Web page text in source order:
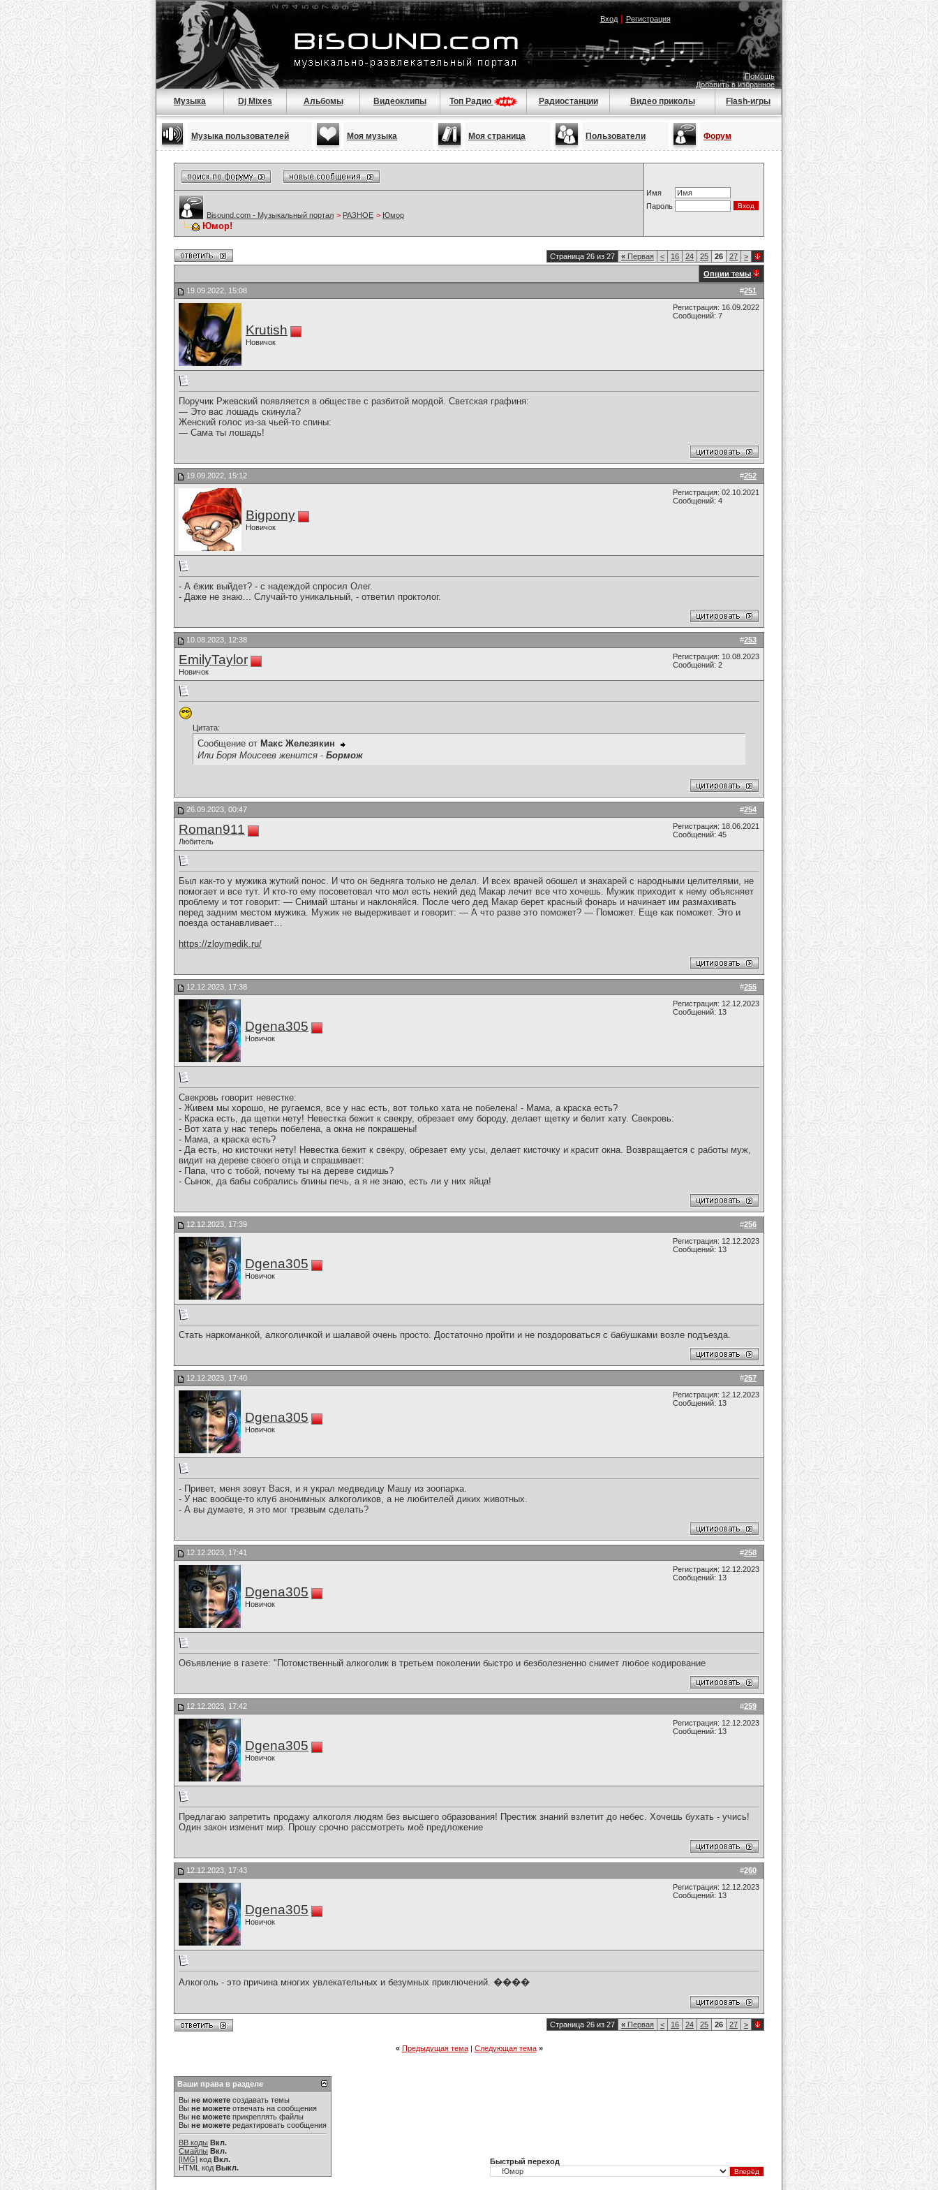
Вход| Регистрация
Помощь
Добавить в избранное
Музыка Dj Mixes Альбомы Видеоклипы Топ Радио Радиостанции Видео приколы Flash-игры
Музыка пользователей Моя музыка Моя страница Пользователи Форум
Имя
Пароль
Bisound.com - Музыкальный портал > РАЗНОЕ > Юмор
Юмор!
Страница 26 из 27 « Первая < 16 24 25 26 27 >
Опции темы
#251
19.09.2022, 15:08
Krutish
Новичок
Регистрация: 16.09.2022
Сообщений: 7
Поручик Ржевский появляется в обществе с разбитой мордой. Светская графиня:
— Это вас лошадь скинула?
Женский голос из-за чьей-то спины:
— Сама ты лошадь!
#252
19.09.2022, 15:12
Bigpony
Новичок
Регистрация: 02.10.2021
Сообщений: 4
- А ёжик выйдет? - с надеждой спросил Олег.
- Даже не знаю... Случай-то уникальный, - ответил проктолог.
#253
10.08.2023, 12:38
EmilyTaylor
Новичок
Регистрация: 10.08.2023
Сообщений: 2
Цитата:
Сообщение от Макс Железякин
Или Боря Моисеев женится - Бормож
#254
26.09.2023, 00:47
Roman911
Любитель
Регистрация: 18.06.2021
Сообщений: 45
Был как-то у мужика жуткий понос. И что он бедняга только не делал. И всех врачей обошел и знахарей с народными целителями, не
помогает и все тут. И кто-то ему посоветовал что мол есть некий дед Макар лечит все что хочешь. Мужик приходит к нему объясняет
проблему и тот говорит: — Снимай штаны и наклоняйся. После чего дед Макар берет красный фонарь и начинает им размахивать
перед задним местом мужика. Мужик не выдерживает и говорит: — А что разве это поможет? — Поможет. Еще как поможет. Это и
поезда останавливает…
https://zloymedik.ru/
#255
12.12.2023, 17:38
Dgena305
Новичок
Регистрация: 12.12.2023
Сообщений: 13
Свекровь говорит невестке:
- Живем мы хорошо, не ругаемся, все у нас есть, вот только хата не побелена! - Мама, а краска есть?
- Краска есть, да щетки нету! Невестка бежит к свекру, обрезает ему бороду, делает щетку и белит хату. Свекровь:
- Вот хата у нас теперь побелена, а окна не покрашены!
- Мама, а краска есть?
- Да есть, но кисточки нету! Невестка бежит к свекру, обрезает ему усы, делает кисточку и красит окна. Возвращается с работы муж,
видит на дереве своего отца и спрашивает:
- Папа, что с тобой, почему ты на дереве сидишь?
- Сынок, да бабы собрались блины печь, а я не знаю, есть ли у них яйца!
#256
12.12.2023, 17:39
Dgena305
Новичок
Регистрация: 12.12.2023
Сообщений: 13
Стать наркоманкой, алкоголичкой и шалавой очень просто. Достаточно пройти и не поздороваться с бабушками возле подъезда.
#257
12.12.2023, 17:40
Dgena305
Новичок
Регистрация: 12.12.2023
Сообщений: 13
- Привет, меня зовут Вася, и я украл медведицу Машу из зоопарка.
- У нас вообще-то клуб анонимных алкоголиков, а не любителей диких животных.
- А вы думаете, я это мог трезвым сделать?
#258
12.12.2023, 17:41
Dgena305
Новичок
Регистрация: 12.12.2023
Сообщений: 13
Объявление в газете: "Потомственный алкоголик в третьем поколении быстро и безболезненно снимет любое кодирование
#259
12.12.2023, 17:42
Dgena305
Новичок
Регистрация: 12.12.2023
Сообщений: 13
Предлагаю запретить продажу алкоголя людям без высшего образования! Престиж знаний взлетит до небес. Хочешь бухать - учись!
Один закон изменит мир. Прошу срочно рассмотреть моё предложение
#260
12.12.2023, 17:43
Dgena305
Новичок
Регистрация: 12.12.2023
Сообщений: 13
Алкоголь - это причина многих увлекательных и безумных приключений. ����
Страница 26 из 27 « Первая < 16 24 25 26 27 >
« Предыдущая тема| Следующая тема »
Ваши права в разделе
Вы не можете создавать темы
Вы не можете отвечать на сообщения
Вы не можете прикреплять файлы
Вы не можете редактировать сообщения
BB коды Вкл.
Смайлы Вкл.
[IMG] код Вкл.
HTML код Выкл.
Быстрый переход